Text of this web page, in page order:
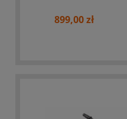
899,00 zł